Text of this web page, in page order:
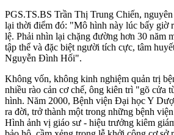
PGS.TS.BS Trần Thị Trung Chiến,
lại thời điểm đó: "Mô hình này lúc bấy giờ
lệ. Phải nhìn lại chặng đường hơn 30 năm
tập thể và đặc biệt người tích cực, tâm
Nguyễn Đình Hối".
Không vốn, không kinh nghiệm quản trị
nhiều rào cản cơ chế, ông kiên trì "gõ cửa
hình. Năm 2000, Bệnh viện Đại học Y
ra đời, trở thành một trong những bệnh
Hình ảnh vị giáo sư - hiệu trưởng kiêm